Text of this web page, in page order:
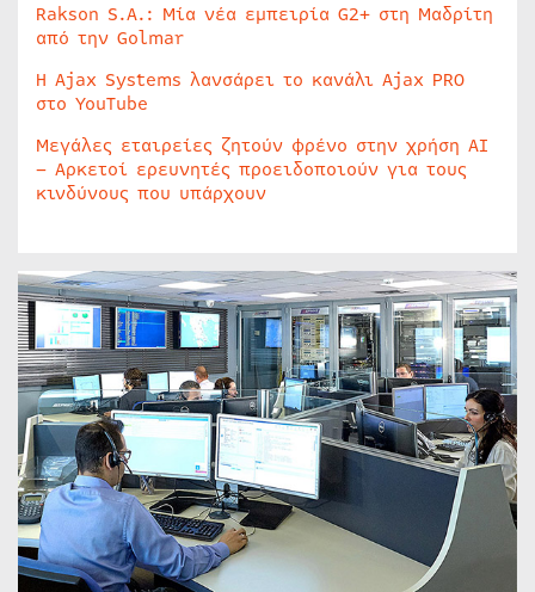
Rakson S.A.: Μία νέα εμπειρία G2+ στη Μαδρίτη
από την Golmar
Η Ajax Systems λανσάρει το κανάλι Ajax PRO
στο YouTube
Μεγάλες εταιρείες ζητούν φρένο στην χρήση AI
– Αρκετοί ερευνητές προειδοποιούν για τους
κινδύνους που υπάρχουν